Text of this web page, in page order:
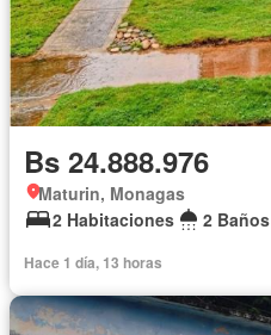
Bs 24.888.976
Maturin, Monagas
2 Habitaciones
2 Baños
Hace 1 día, 13 horas